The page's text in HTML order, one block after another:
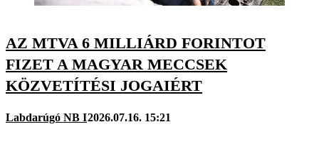
AZ MTVA 6 MILLIÁRD FORINTOT
FIZET A MAGYAR MECCSEK
KÖZVETÍTÉSI JOGAIÉRT
Labdarúgó NB I2026.07.16. 15:21